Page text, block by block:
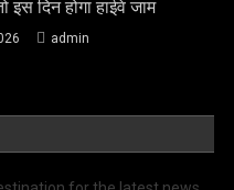
इस दिन होगा हाईवे जाम
admin